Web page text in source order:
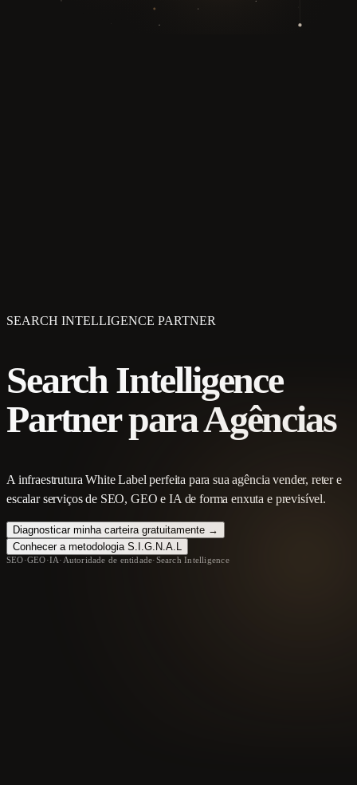
SEARCH INTELLIGENCE PARTNER
Search Intelligence
Partner para Agências
A infraestrutura White Label perfeita para sua agência vender, reter e
escalar serviços de SEO, GEO e IA de forma enxuta e previsível.
Diagnosticar minha carteira gratuitamente →
Conhecer a metodologia S.I.G.N.A.L
SEO·GEO·IA· Autoridade de entidade·Search Intelligence